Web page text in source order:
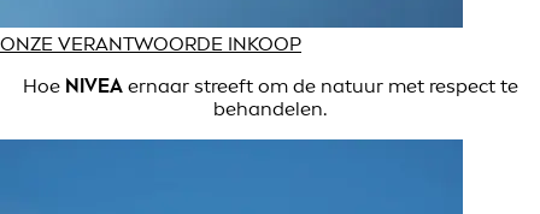
ONZE VERANTWOORDE INKOOP
Hoe NIVEAernaar streeft om de natuur met respect te
behandelen.